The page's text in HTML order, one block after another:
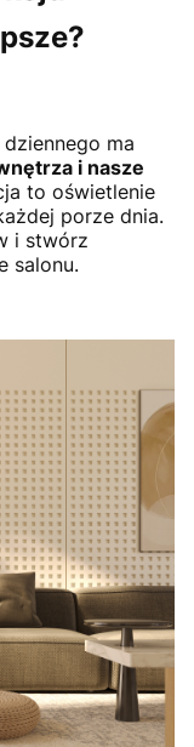
ma
i nasze
to oświetlenie
porze dnia.
i stwórz
salonu.